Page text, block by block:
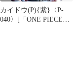
カイドウ(P){紫}〈P-
040〉[「ONE PIECE